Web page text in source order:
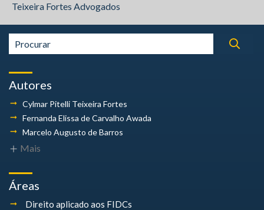
Teixeira Fortes Advogados
Autores
Cylmar Pitelli Teixeira Fortes
Fernanda Elissa de Carvalho Awada
Marcelo Augusto de Barros
Mais
Áreas
Direito aplicado aos FIDCs